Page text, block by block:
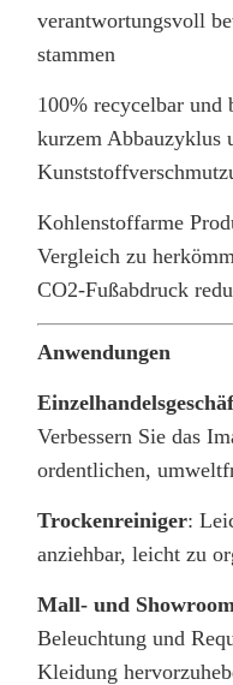
verantwortungsvoll
stammen
100% recycelbar und
kurzem Abbauzyklus
Kohlenstoffarme
Vergleich zu
CO2-Fußabdruck
Anwendungen
Verbessern Sie das
ordentlichen,
Trockenreiniger:
anziehbar, leicht zu
Mall- und
Beleuchtung und
Kleidung